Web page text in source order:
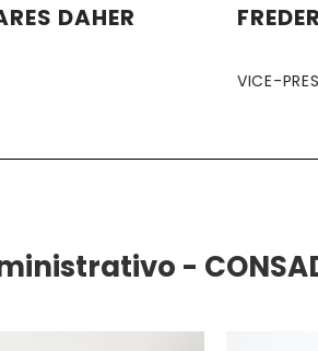
DAHER
VICE-
-